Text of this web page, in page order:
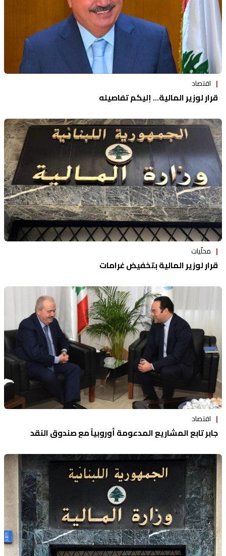
اقتصاد
قرار لوزير المالية... إليكم تفاصيله
محلّيات
قرار لوزير المالية بتخفيض غرامات
اقتصاد
جابر تابع المشاريع المدعومة أوروبياً مع صندوق النقد